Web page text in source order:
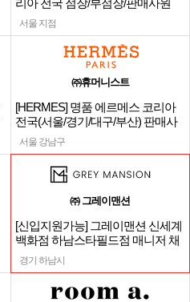
서울 지점
㈜휴머니스트
[HERMES] 명품 에르메스 코리아
전국(서울/경기/대구/부산) 판매사
원
서울 강남구
㈜ 그레이맨션
[신입지원가능] 그레이맨션 신세계
백화점 하남스타필드점 매니저 채
용
경기 하남시